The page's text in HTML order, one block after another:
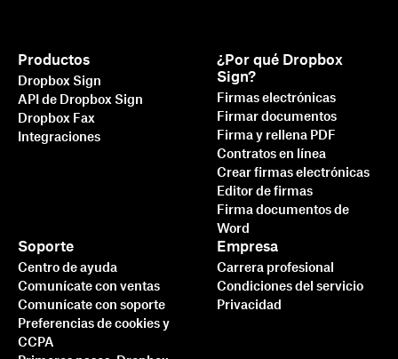
Productos
Dropbox Sign
API de Dropbox Sign
Dropbox Fax
Integraciones
¿Por qué Dropbox
Sign?
Firmas electrónicas
Firmar documentos
Firma y rellena PDF
Contratos en línea
Crear firmas electrónicas
Editor de firmas
Firma documentos de
Word
Soporte
Centro de ayuda
Comunícate con ventas
Comunícate con soporte
Preferencias de cookies y
CCPA
Empresa
Carrera profesional
Condiciones del servicio
Privacidad